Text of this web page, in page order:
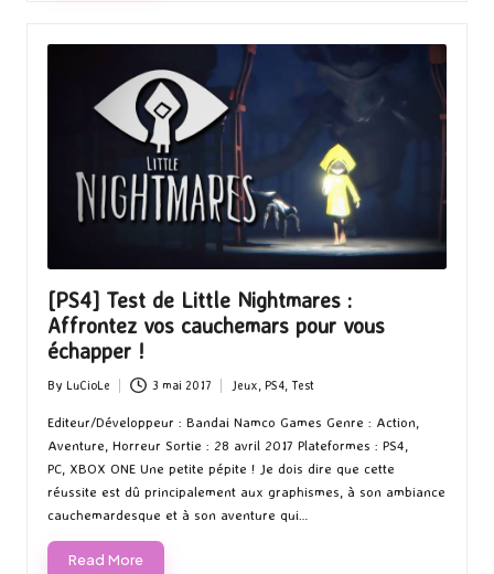
[PS4] Test de Little Nightmares :
Affrontez vos cauchemars pour vous
échapper !
Posted
by
By LuCioLe 3 mai 2017
Posted
in
Jeux, PS4, Test
Editeur/Développeur : Bandai Namco Games Genre : Action,
Aventure, Horreur Sortie : 28 avril 2017 Plateformes : PS4,
PC, XBOX ONE Une petite pépite ! Je dois dire que cette
réussite est dû principalement aux graphismes, à son ambiance
cauchemardesque et à son aventure qui…
Read More